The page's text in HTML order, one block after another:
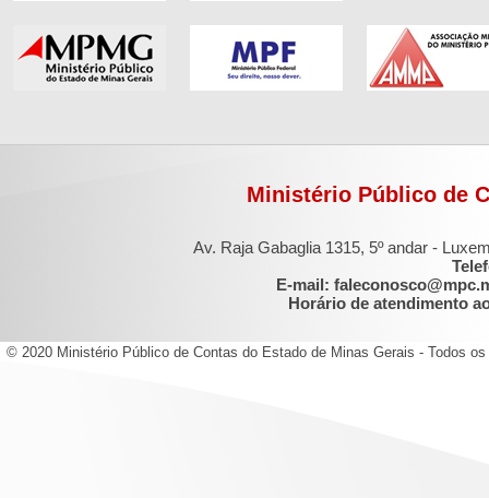
Ministério Público de
Av. Raja Gabaglia 1315, 5º andar -
E-mail:
Horário de atendimento
© 2020 Ministério Público de Contas do Estado de Minas Gerais - Todos